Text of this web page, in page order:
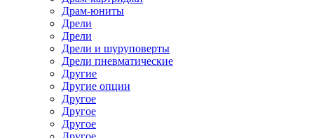
Драм-юниты
Дрели
Дрели
Дрели и шуруповерты
Дрели пневматические
Другие
Другие опции
Другое
Другое
Другое